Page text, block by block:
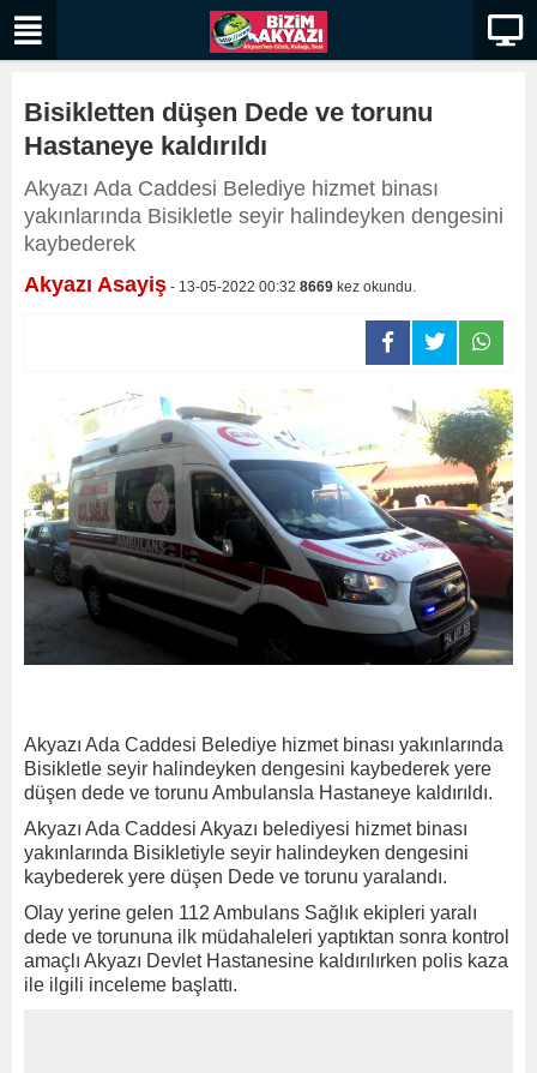
Bisikletten düşen Dede ve torunu
Hastaneye kaldırıldı
Akyazı Ada Caddesi Belediye hizmet binası
yakınlarında Bisikletle seyir halindeyken dengesini
kaybederek
Akyazı Asayiş - 13-05-2022 00:32 8669 kez okundu.
Akyazı Ada Caddesi Belediye hizmet binası yakınlarında
Bisikletle seyir halindeyken dengesini kaybederek yere
düşen dede ve torunu Ambulansla Hastaneye kaldırıldı.
Akyazı Ada Caddesi Akyazı belediyesi hizmet binası
yakınlarında Bisikletiyle seyir halindeyken dengesini
kaybederek yere düşen Dede ve torunu yaralandı.
Olay yerine gelen 112 Ambulans Sağlık ekipleri yaralı
dede ve torununa ilk müdahaleleri yaptıktan sonra kontrol
amaçlı Akyazı Devlet Hastanesine kaldırılırken polis kaza
ile ilgili inceleme başlattı.